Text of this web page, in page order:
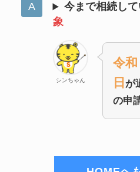
今まで相続し
象
シンちゃん
令和
日 が
の申